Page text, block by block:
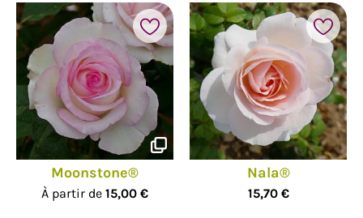
Moonstone®
À partir de 15,00 €
Nala®
15,70 €